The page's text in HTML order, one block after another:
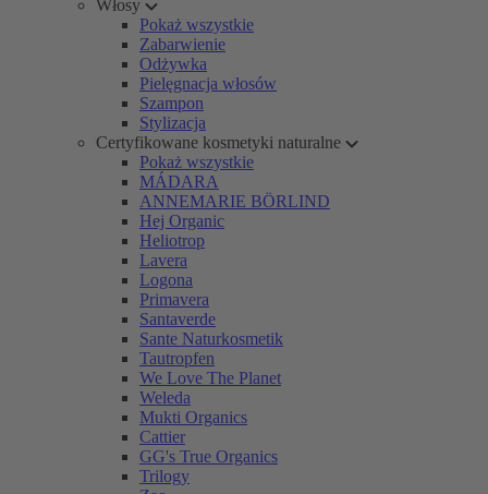
Włosy
Pokaż wszystkie
Zabarwienie
Odżywka
Pielęgnacja włosów
Szampon
Stylizacja
Certyfikowane kosmetyki naturalne
Pokaż wszystkie
MÁDARA
ANNEMARIE BÖRLIND
Hej Organic
Heliotrop
Lavera
Logona
Primavera
Santaverde
Sante Naturkosmetik
Tautropfen
We Love The Planet
Weleda
Mukti Organics
Cattier
GG's True Organics
Trilogy